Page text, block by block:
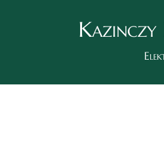
Kazinczy